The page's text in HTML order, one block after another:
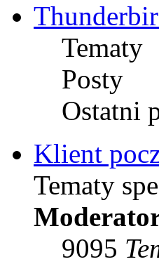
Tematy
Posty
Ostatni
Klient
Tematy
9095